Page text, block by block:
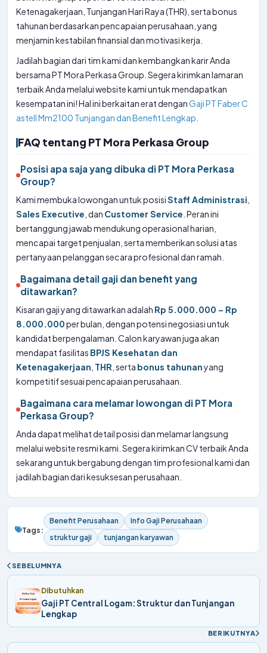
Ketenagakerjaan, Tunjangan Hari Raya (THR), serta bonus
tahunan berdasarkan pencapaian perusahaan, yang
menjamin kestabilan finansial dan motivasi kerja.
Jadilah bagian dari tim kami dan kembangkan karir Anda
bersama PT Mora Perkasa Group. Segera kirimkan lamaran
terbaik Anda melalui website kami untuk mendapatkan
kesempatan ini! Hal ini berkaitan erat denganGaji PT Faber C
astell Mm2100 Tunjangan dan Benefit Lengkap
FAQ tentang PT Mora Perkasa Group
Posisi apa saja yang dibuka di PT Mora Perkasa
Group?
Kami membuka lowongan untuk posisiStaff Administrasi
Sales Executive , dan Customer Service . Peran ini
bertanggung jawab mendukung operasional harian,
mencapai target penjualan, serta memberikan solusi atas
pertanyaan pelanggan secara profesional dan ramah.
Bagaimana detail gaji dan benefit yang
ditawarkan?
Kisaran gaji yang ditawarkan adalah Rp 5.000.000 – Rp
8.000.000per bulan, dengan potensi negosiasi untuk
kandidat berpengalaman. Calon karyawan juga akan
mendapat fasilitas BPJS Kesehatan dan
Ketenagakerjaan THR , serta bonus tahunanyang
kompetitif sesuai pencapaian perusahaan.
Bagaimana cara melamar lowongan di PT Mora
Perkasa Group?
Anda dapat melihat detail posisi dan melamar langsung
melalui website resmi kami. Segera kirimkan CV terbaik Anda
sekarang untuk bergabung dengan tim profesional kami dan
jadilah bagian dari kesuksesan perusahaan.
Tags:
Benefit Perusahaan
Info Gaji Perusahaan
struktur gaji
tunjangan karyawan
SEBELUMNYA
Dibutuhkan
Gaji PT Central Logam: Struktur dan Tunjangan
Lengkap
BERIKUTNYA